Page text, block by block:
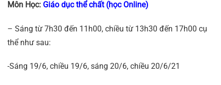
Môn Học: Giáo dục thể chất (học Online)
– Sáng từ 7h30 đến 11h00, chiều từ 13h30 đến 17h00 cụ
thể như sau:
-Sáng 19/6, chiều 19/6, sáng 20/6, chiều 20/6/21